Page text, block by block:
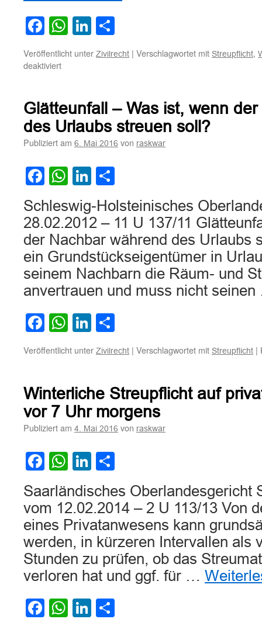
Facebook
WhatsApp
LinkedIn
Veröffentlicht unter Zivilrecht | Verschlagwortet mit Streupflicht,
deaktiviertfür
Räumpflicht
bei
öffentlicher
innerörtlicher
Glätteunfall – Was ist, wenn
des Urlaubs streuen soll?
Publiziert am 6. Mai 2016 von raskwar
Facebook
WhatsApp
LinkedIn
Schleswig-Holsteinisches
28.02.2012 – 11 U 137/11
der Nachbar während des Urlaubs
ein Grundstückseigentümer in
seinem Nachbarn die Räum- und
anvertrauen und muss nicht
Facebook
WhatsApp
LinkedIn
Veröffentlicht unter Zivilrecht | Verschlagwortet mit Streupflicht |
Winterliche Streupflicht auf
vor 7 Uhr morgens
Publiziert am 4. Mai 2016 von raskwar
Facebook
WhatsApp
LinkedIn
Saarländisches Oberlandesgericht
vom 12.02.2014 – 2 U 113/13 Von
eines Privatanwesens kann
werden, in kürzeren Intervallen als
Stunden zu prüfen, ob das
verloren hat und ggf. für …
Facebook
WhatsApp
LinkedIn